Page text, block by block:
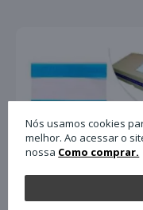
Nós usamos cookies
melhor. Ao acessar o
nossa Como comprar.